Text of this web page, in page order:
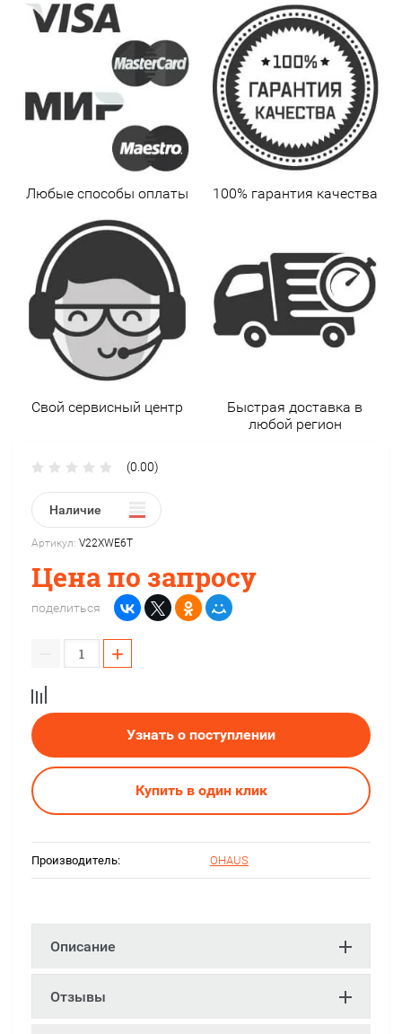
Любые способы оплаты 100% гарантия качества
Свой сервисный центр
Быстрая доставка в
любой регион
(0.00)
Наличие
Артикул: V22XWE6T
Цена по запросу
поделиться
+
Узнать о поступлении
Купить в один клик
Производитель: OHAUS
Описание
Отзывы